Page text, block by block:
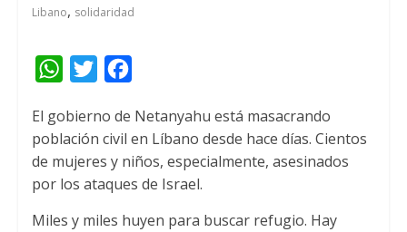
Libano, solidaridad
W
a
t
s
i
t
t
c
e
b
El gobierno de Netanyahu está masacrando
población civil en Líbano desde hace días. Cientos
de mujeres y niños, especialmente, asesinados
por los ataques de Israel.
Miles y miles huyen para buscar refugio. Hay